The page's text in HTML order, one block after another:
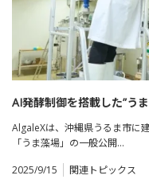
AI発酵制御を搭載した”う
AlgaleXは、沖縄県うるま市に
「うま藻場」の一般公開…
2025/9/15
関連トピックス